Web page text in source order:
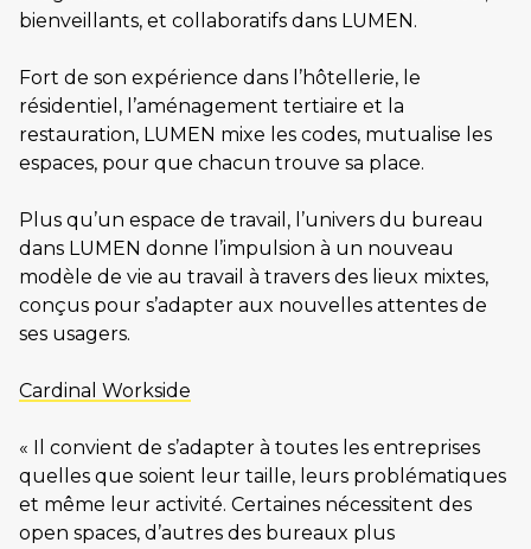
bienveillants, et collaboratifs dans LUMEN.
Fort de son expérience dans l’hôtellerie, le
résidentiel, l’aménagement tertiaire et la
restauration, LUMEN mixe les codes, mutualise les
espaces, pour que chacun trouve sa place.
Plus qu’un espace de travail, l’univers du bureau
dans LUMEN donne l’impulsion à un nouveau
modèle de vie au travail à travers des lieux mixtes,
conçus pour s’adapter aux nouvelles attentes de
ses usagers.
Cardinal Workside
« Il convient de s’adapter à toutes les entreprises
quelles que soient leur taille, leurs problématiques
et même leur activité. Certaines nécessitent des
open spaces, d’autres des bureaux plus